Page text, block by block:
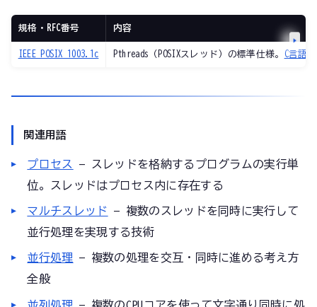
規格・RFC番号 内容
IEEE POSIX 1003.1c Pthreads（POSIXスレッド）の標準仕様。 C言語
関連用語
プロセス
— スレッドを格納するプログラムの実行単
位。スレッドはプロセス内に存在する
マルチスレッド
— 複数のスレッドを同時に実行して
並行処理を実現する技術
並行処理 — 複数の処理を交互・同時に進める考え方
全般
並列処理 — 複数のCPUコアを使って文字通り同時に処